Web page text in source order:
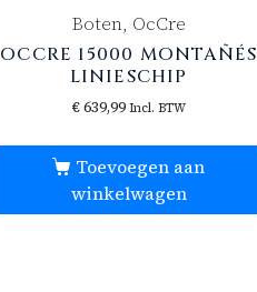
Boten, OcCre
OCCRE 15000 MONTAÑÉS
LINIESCHIP
€639,99 Incl. BTW
Toevoegen aan
winkelwagen